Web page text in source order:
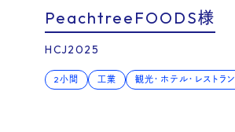
PeachtreeFOODS様
HCJ2025
2小間 工業 観光・ホテル・レストラン